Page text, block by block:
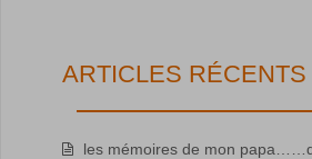
ARTICLES RÉCENTS
les mémoires de mon